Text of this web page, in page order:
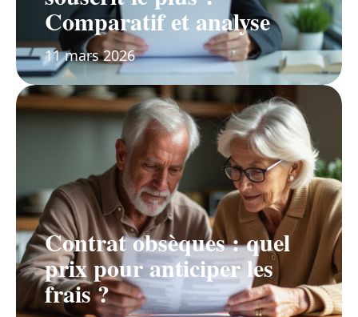
Comparatif et analyse
11 mars 2026
Contrat obsèques : quel
prix pour anticiper les
frais ?